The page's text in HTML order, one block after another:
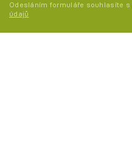
Odesláním formuláře souhlasíte s
údajů